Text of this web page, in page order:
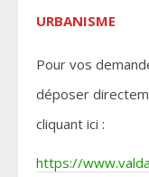
URBANISME
Pour vos
déposer
cliquant ici :
https://